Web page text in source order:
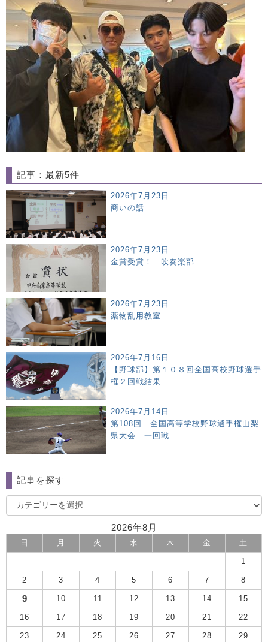
記事：最新5件
2026年7月23日
商いの話
2026年7月23日
金賞受賞！ 吹奏楽部
2026年7月23日
薬物乱用教室
2026年7月16日
【野球部】第１０８回全国高校野球選手
権２回戦結果
2026年7月14日
第108回 全国高等学校野球選手権山梨
県大会 一回戦
記事を探す
2026年8月
日 月 火 水 木 金 土
1
2 3 4 5 6 7 8
9 10 11 12 13 14 15
16 17 18 19 20 21 22
23 24 25 26 27 28 29